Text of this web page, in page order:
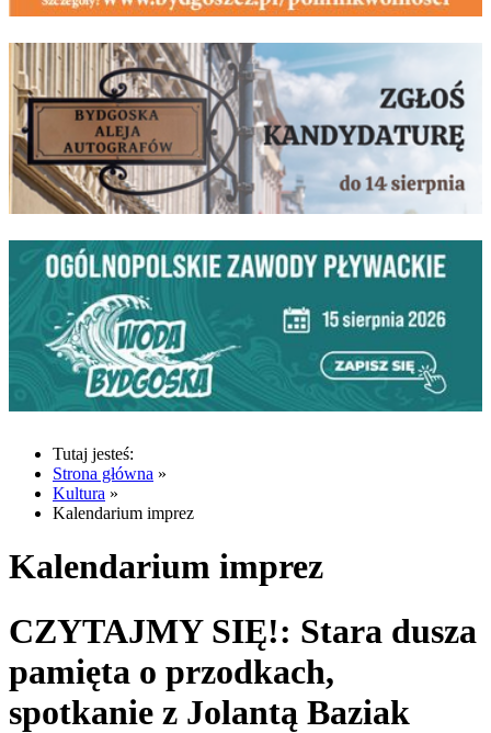
Tutaj jesteś:
Strona główna »
Kultura »
Kalendarium imprez
Kalendarium imprez
CZYTAJMY SIĘ!: Stara dusza
pamięta o przodkach,
spotkanie z Jolantą Baziak